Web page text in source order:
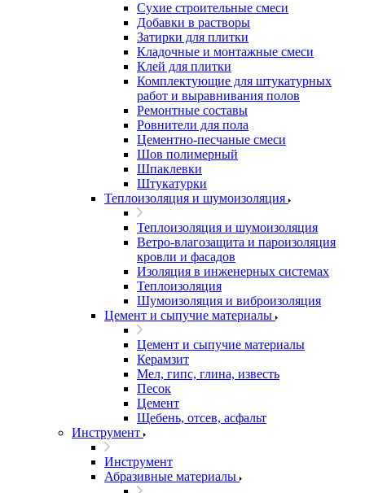
Сухие строительные смеси
Добавки в растворы
Затирки для плитки
Кладочные и монтажные смеси
Клей для плитки
Комплектующие для штукатурных
работ и выравнивания полов
Ремонтные составы
Ровнители для пола
Цементно-песчаные смеси
Шов полимерный
Шпаклевки
Штукатурки
Теплоизоляция и шумоизоляция
Теплоизоляция и шумоизоляция
Ветро-влагозащита и пароизоляция
кровли и фасадов
Изоляция в инженерных системах
Теплоизоляция
Шумоизоляция и виброизоляция
Цемент и сыпучие материалы
Цемент и сыпучие материалы
Керамзит
Мел, гипс, глина, известь
Песок
Цемент
Щебень, отсев, асфальт
Инструмент
Инструмент
Абразивные материалы